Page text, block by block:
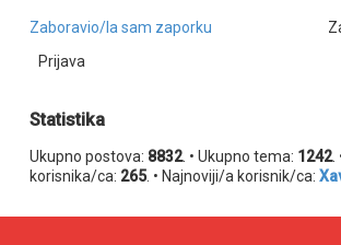
Zaboravio/la sam zaporku
Statistika
Ukupno postova: 8832. • Ukupno tema: 1242.
korisnika/ca: 265. • Najnoviji/a korisnik/ca: